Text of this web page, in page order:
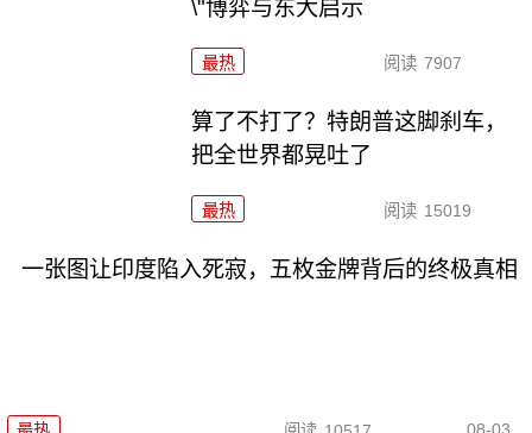
\"博弈与东大启示
最热 阅读 7907
算了不打了？特朗普这脚刹车，
把全世界都晃吐了
最热 阅读 15019
一张图让印度陷入死寂，五枚金牌背后的终极真相
08-03